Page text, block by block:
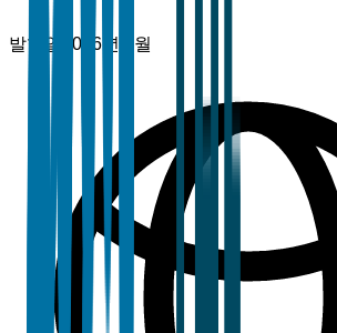
발행일 2026년 3월